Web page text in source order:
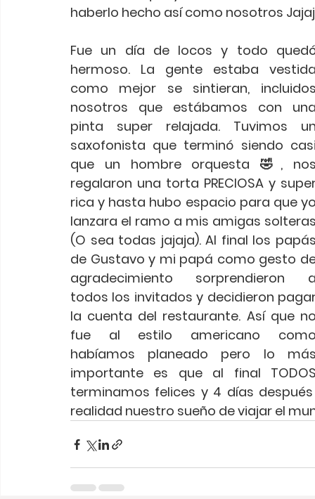
haberlo hecho así como nosotros
Fue un día de locos y todo
hermoso. La gente estaba
como mejor se sintieran,
nosotros que estábamos con
pinta super relajada. Tuvimos
saxofonista que terminó siendo
que un hombre orquesta 🤣,
regalaron una torta PRECIOSA y
rica y hasta hubo espacio para que
lanzara el ramo a mis amigas
(O sea todas jajaja). Al final los
de Gustavo y mi papá como gesto
agradecimiento sorprendieron
todos los invitados y decidieron
la cuenta del restaurante. Así que
fue al estilo americano
habíamos planeado pero lo
importante es que al final
terminamos felices y 4 días
realidad nuestro sueño de viajar el